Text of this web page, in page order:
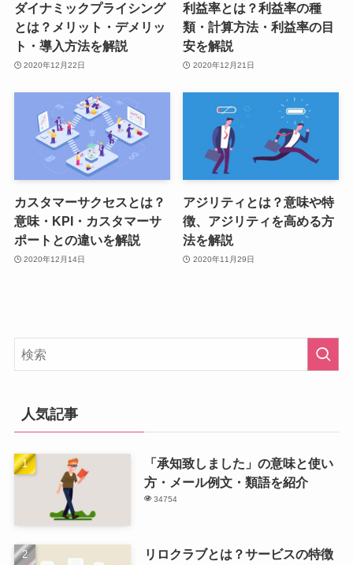
ダイナミックプライシング
とは？メリット・デメリッ
ト・導入方法を解説
2020年12月22日
利益率とは？利益率の種
類・計算方法・利益率の目
安を解説
2020年12月21日
カスタマーサクセスとは？
意味・KPI・カスタマーサ
ポートとの違いを解説
2020年12月14日
アジリティとは？意味や特
徴、アジリティを高める方
法を解説
2020年11月29日
人気記事
「承知致しました」の意味と使い
方・メール例文・類語を紹介
34754
リロクラブとは？サービスの特徴